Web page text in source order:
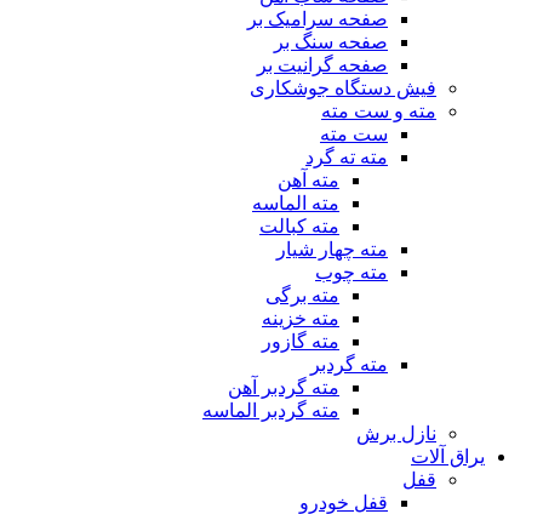
صفحه سرامیک بر
صفحه سنگ بر
صفحه گرانیت بر
فیش دستگاه جوشکاری
مته و ست مته
ست مته
مته ته گرد
مته آهن
مته الماسه
مته کبالت
مته چهار شیار
مته چوب
مته برگی
مته خزینه
مته گازور
مته گردبر
مته گردبر آهن
مته گردبر الماسه
نازل برش
یراق آلات
قفل
قفل خودرو